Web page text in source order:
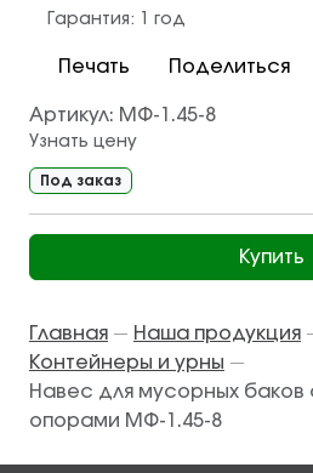
Гарантия:
1 год
Печать Поделиться
Артикул: МФ-1.45-8
Узнать цену
Под заказ
Купить
Главная — Наша продукция
Контейнеры и урны —
Навес для мусорных баков
опорами МФ-1.45-8